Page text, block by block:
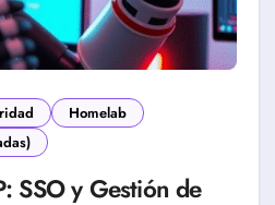
Homelab
SSO y Gestión de